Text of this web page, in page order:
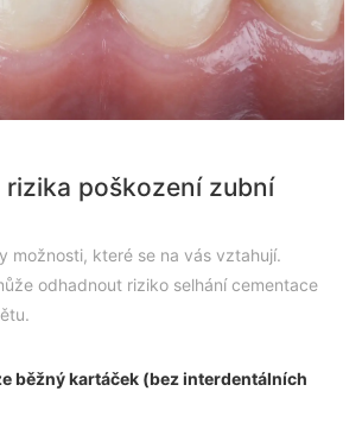
rizika poškození zubní
možnosti, které se na vás vztahují.
odhadnout riziko selhání cementace
běžný kartáček (bez interdentálních